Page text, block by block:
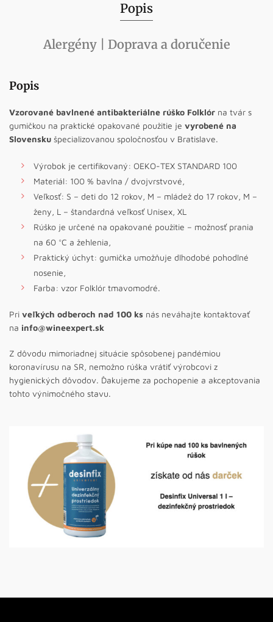
Popis
Alergény | Doprava a doručenie
Popis
Vzorované bavlnené antibakteriálne rúško Folklór na tvár s
gumičkou na praktické opakované použitie je vyrobené na
Slovensku špecializovanou spoločnosťou v Bratislave.
Výrobok je certifikovaný: OEKO-TEX STANDARD 100
Materiál: 100 % bavlna / dvojvrstvové,
Veľkosť: S – deti do 12 rokov, M – mládež do 17 rokov, M –
ženy, L – štandardná veľkosť Unisex, XL
Rúško je určené na opakované použitie – možnosť prania
na 60 °C a žehlenia,
Praktický úchyt: gumička umožňuje dlhodobé pohodlné
nosenie,
Farba: vzor Folklór tmavomodré.
Pri veľkých odberoch nad 100 ks nás neváhajte kontaktovať
na info@wineexpert.sk
Z dôvodu mimoriadnej situácie spôsobenej pandémiou
koronavírusu na SR, nemožno rúška vrátiť výrobcovi z
hygienických dôvodov. Ďakujeme za pochopenie a akceptovania
tohto výnimočného stavu.